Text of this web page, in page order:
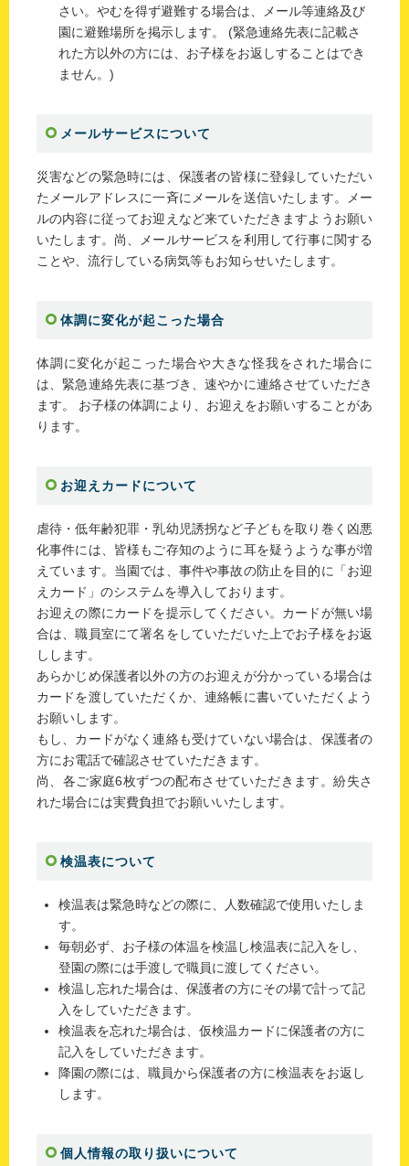
さい。やむを得ず避難する場合は、メール等連絡及び
園に避難場所を掲示します。 (緊急連絡先表に記載さ
れた方以外の方には、お子様をお返しすることはでき
ません。)
メールサービスについて
災害などの緊急時には、保護者の皆様に登録していただい
たメールアドレスに一斉にメールを送信いたします。メー
ルの内容に従ってお迎えなど来ていただきますようお願い
いたします。尚、メールサービスを利用して行事に関する
ことや、流行している病気等もお知らせいたします。
体調に変化が起こった場合
体調に変化が起こった場合や大きな怪我をされた場合に
は、緊急連絡先表に基づき、速やかに連絡させていただき
ます。 お子様の体調により、お迎えをお願いすることがあ
ります。
お迎えカードについて
虐待・低年齢犯罪・乳幼児誘拐など子どもを取り巻く凶悪
化事件には、皆様もご存知のように耳を疑うような事が増
えています。当園では、事件や事故の防止を目的に「お迎
えカード」のシステムを導入しております。
お迎えの際にカードを提示してください。カードが無い場
合は、職員室にて署名をしていただいた上でお子様をお返
しします。
あらかじめ保護者以外の方のお迎えが分かっている場合は
カードを渡していただくか、連絡帳に書いていただくよう
お願いします。
もし、カードがなく連絡も受けていない場合は、保護者の
方にお電話で確認させていただきます。
尚、各ご家庭6枚ずつの配布させていただきます。紛失さ
れた場合には実費負担でお願いいたします。
検温表について
検温表は緊急時などの際に、人数確認で使用いたしま
す。
毎朝必ず、お子様の体温を検温し検温表に記入をし、
登園の際には手渡しで職員に渡してください。
検温し忘れた場合は、保護者の方にその場で計って記
入をしていただきます。
検温表を忘れた場合は、仮検温カードに保護者の方に
記入をしていただきます。
降園の際には、職員から保護者の方に検温表をお返し
します。
個人情報の取り扱いについて